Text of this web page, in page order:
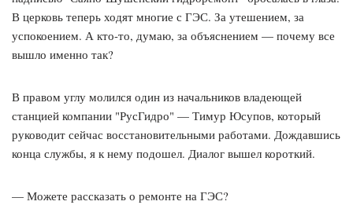
В церковь теперь ходят многие с ГЭС. За утешением, за
успокоением. А кто-то, думаю, за объяснением — почему все
вышло именно так?
В правом углу молился один из начальников владеющей
станцией компании "РусГидро" — Тимур Юсупов, который
руководит сейчас восстановительными работами. Дождавшись
конца службы, я к нему подошел. Диалог вышел короткий.
— Можете рассказать о ремонте на ГЭС?